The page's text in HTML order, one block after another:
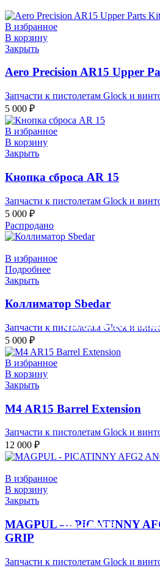
оплата
на заказ
В избранное
В корзину
Закрыть
Aero Precision AR15 Upper
Запчасти к пистолетам Glock и
5 000 ₽
В избранное
В корзину
Закрыть
Кнопка сброса AR 15
Запчасти к пистолетам Glock и
5 000 ₽
Распродано
В избранное
Подробнее
Закрыть
Коллиматор Sbedar
Запчасти к пистолетам Glock и
5 000 ₽
В избранное
В корзину
Закрыть
M4 AR15 Barrel Extension
Запчасти к пистолетам Glock и
12 000 ₽
В избранное
В корзину
Закрыть
MAGPUL — PICATINNY
GRIP
Запчасти к пистолетам Glock и